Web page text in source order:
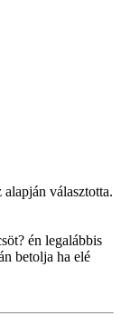
választotta.
én legalábbis
betolja ha elé